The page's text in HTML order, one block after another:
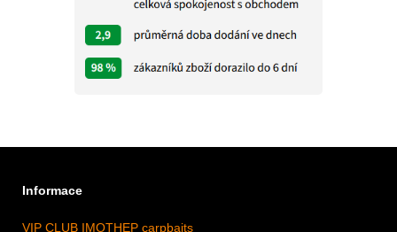
Informace
VIP CLUB IMOTHEP carpbaits